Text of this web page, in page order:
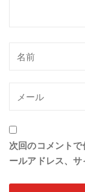
次回のコメント
ールアドレス、サ